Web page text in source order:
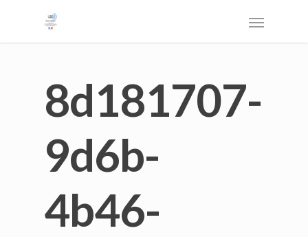
8d181707-
9d6b-
4b46-